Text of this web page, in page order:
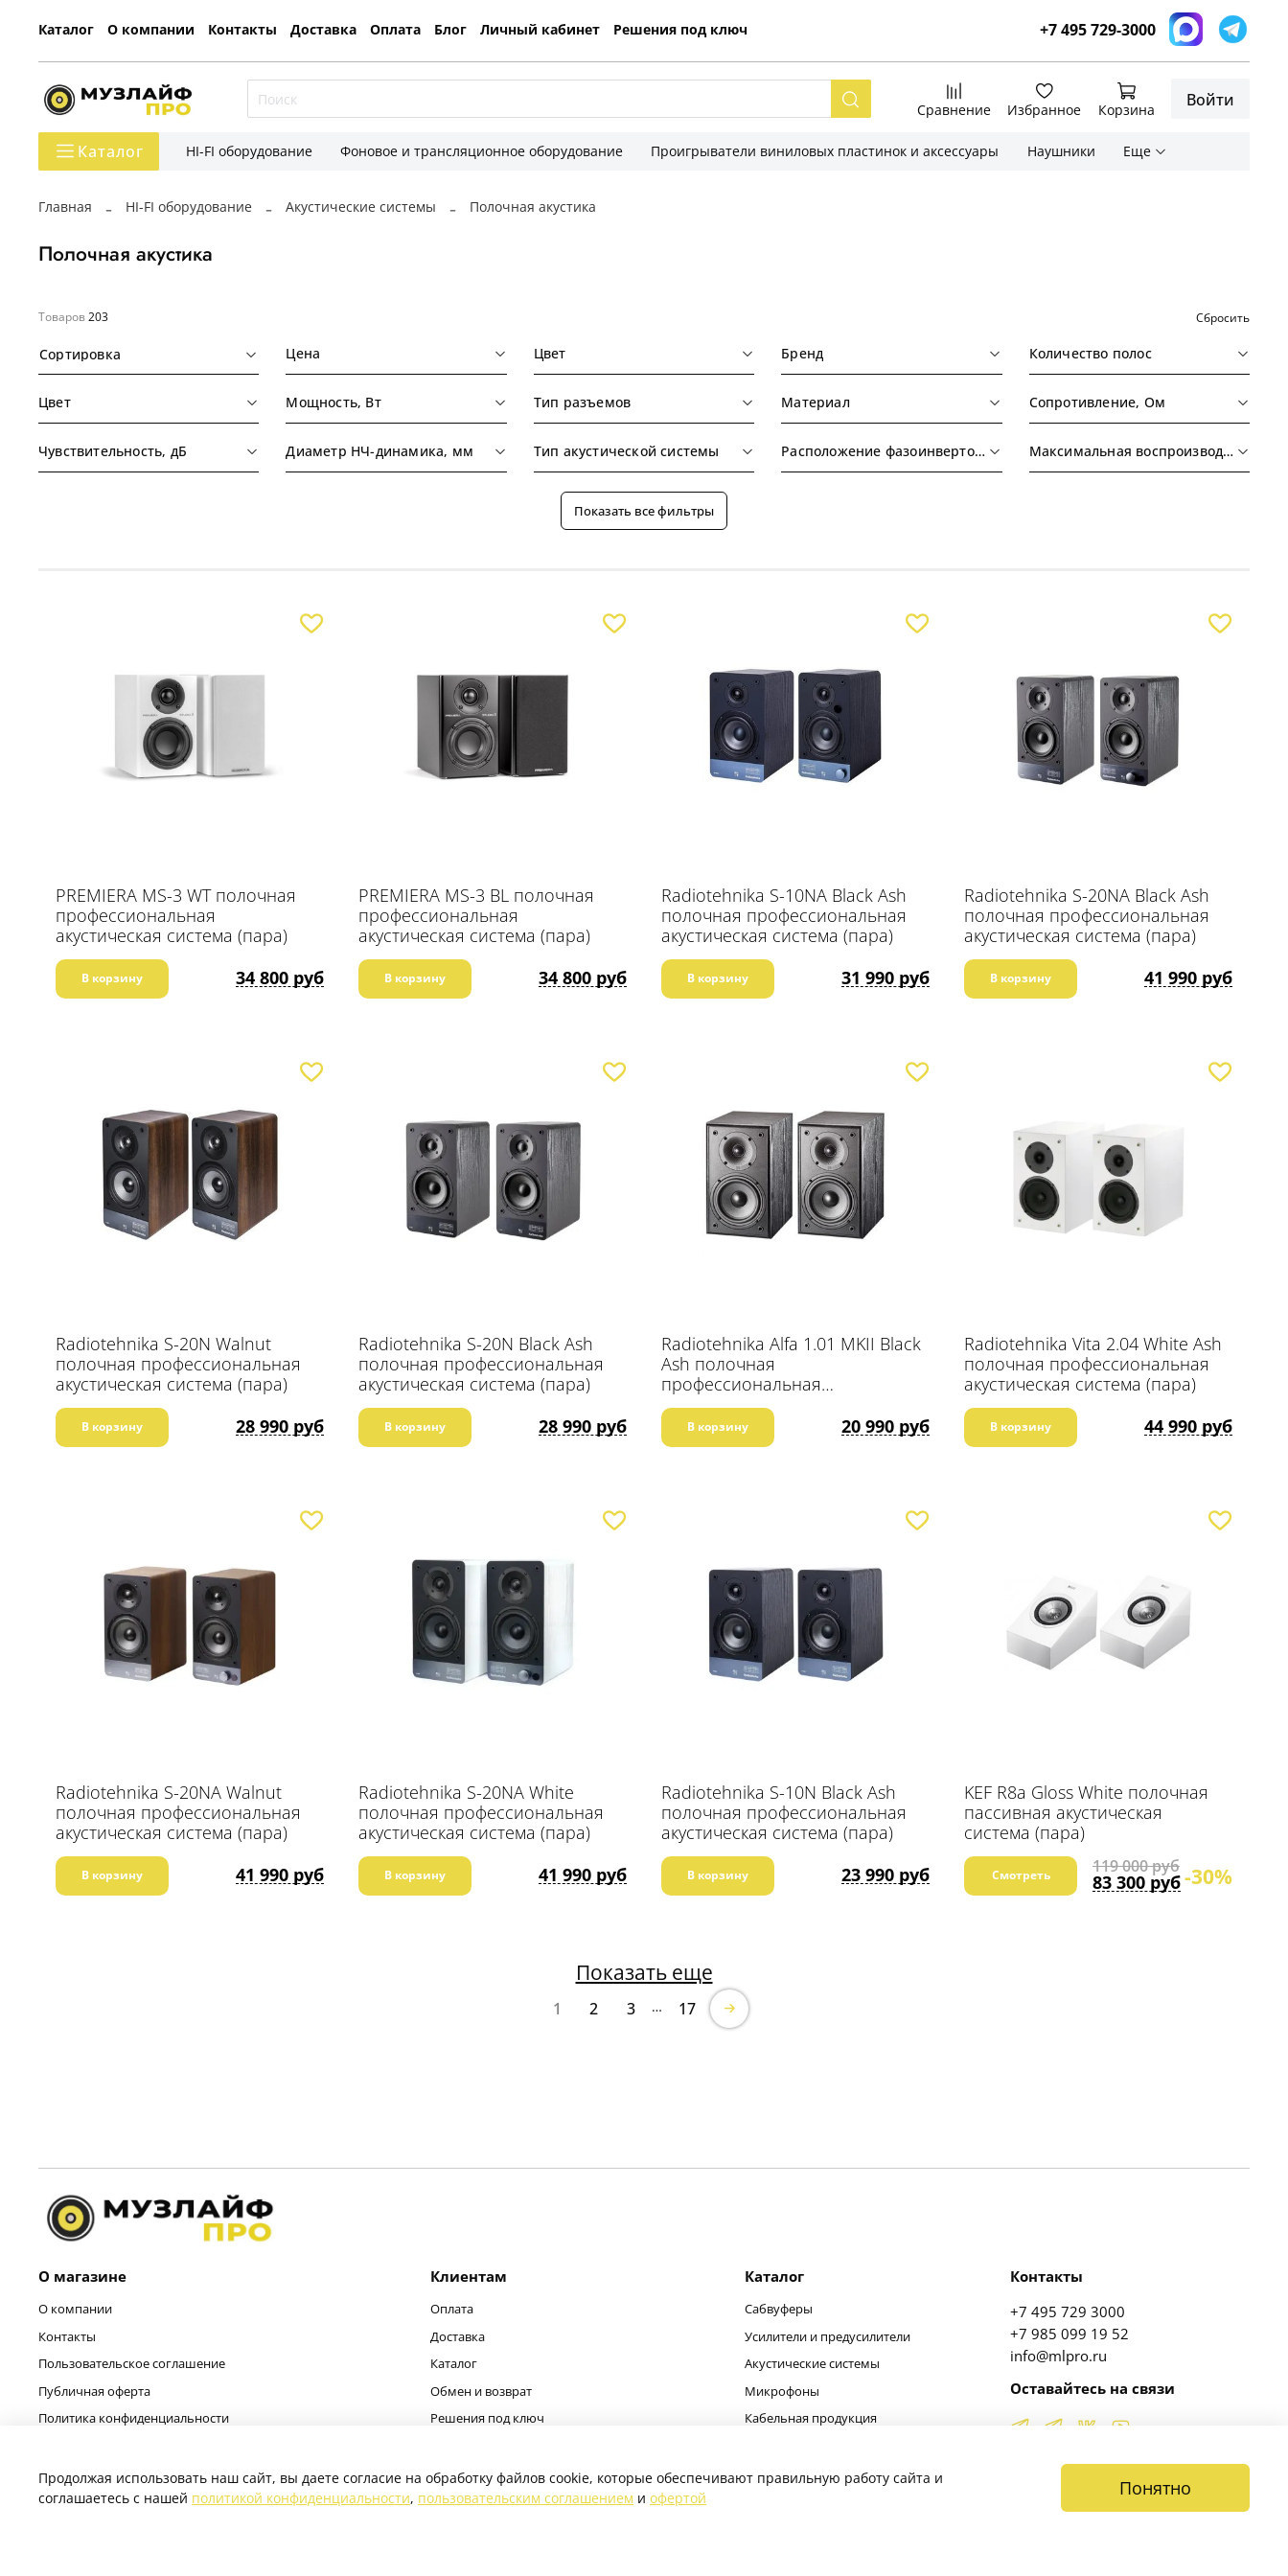
Каталог О компании Контакты Доставка Оплата Блог Личный кабинет Решения под ключ +7 495 729-3000
Сравнение Избранное Корзина Войти
Каталог HI-FI оборудование Фоновое и трансляционное оборудование Проигрыватели виниловых пластинок и аксессуары Наушники Еще
Главная HI-FI оборудование Акустические системы Полочная акустика
Полочная акустика
Товаров203 Сбросить
Сортировка Цена Цвет Бренд Количество полос
Цвет Мощность, Вт Тип разъемов Материал Сопротивление, Ом
Чувствительность, дБ Диаметр НЧ-динамика, мм Тип акустической системы Расположение фазоинвертора Максимальная воспроизводимая частота, кГц
Показать все фильтры
PREMIERA MS-3 WT полочная
профессиональная
акустическая система (пара)
В корзину 34 800 руб
PREMIERA MS-3 BL полочная
профессиональная
акустическая система (пара)
В корзину 34 800 руб
Radiotehnika S-10NA Black Ash
полочная профессиональная
акустическая система (пара)
В корзину 31 990 руб
Radiotehnika S-20NA Black Ash
полочная профессиональная
акустическая система (пара)
В корзину 41 990 руб
Radiotehnika S-20N Walnut
полочная профессиональная
акустическая система (пара)
В корзину 28 990 руб
Radiotehnika S-20N Black Ash
полочная профессиональная
акустическая система (пара)
В корзину 28 990 руб
Radiotehnika Alfa 1.01 MKII Black
Ash полочная
профессиональная
акустическая система (пара)
В корзину 20 990 руб
Radiotehnika Vita 2.04 White Ash
полочная профессиональная
акустическая система (пара)
В корзину 44 990 руб
Radiotehnika S-20NA Walnut
полочная профессиональная
акустическая система (пара)
В корзину 41 990 руб
Radiotehnika S-20NA White
полочная профессиональная
акустическая система (пара)
В корзину 41 990 руб
Radiotehnika S-10N Black Ash
полочная профессиональная
акустическая система (пара)
В корзину 23 990 руб
KEF R8a Gloss White полочная
пассивная акустическая
система (пара)
Смотреть 83 300 руб
119 000 руб -30%
Показать еще
1 2 3 … 17
О магазине
О компании
Контакты
Пользовательское соглашение
Публичная оферта
Политика конфиденциальности
Клиентам
Оплата
Доставка
Каталог
Обмен и возврат
Решения под ключ
Каталог
Сабвуферы
Усилители и предусилители
Акустические системы
Микрофоны
Кабельная продукция
Контакты
+7 495 729 3000
+7 985 099 19 52
info@mlpro.ru
Оставайтесь на связи
Получить консультацию
Продолжая использовать наш сайт, вы даете согласие на обработку файлов cookie, которые обеспечивают правильную работу сайта и
соглашаетесь с нашей политикой конфиденциальности, пользовательским соглашением и офертой Понятно